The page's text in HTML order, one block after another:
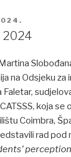
2024
na Odsjeku za
Faletar,
koja se
Coimbra,
rad pod